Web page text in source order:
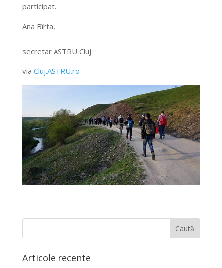
participat.
Ana Bîrta,
secretar ASTRU Cluj
via Cluj.ASTRU.ro
Articole recente